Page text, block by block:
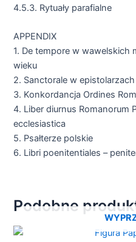
4.5.3. Rytuały parafialne
APPENDIX
1. De tempore w wawelskich
wieku
2. Sanctorale w
3. Konkordancja Ordines
4. Liber diurnus Romanorum
ecclesiastica
5. Psałterze polskie
6. Libri poenitentiales –
Podobne